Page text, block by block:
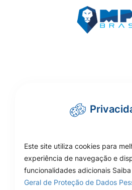
Este site utiliza cookies para
experiência de navegação e
funcionalidades adicionais
Geral de Proteção de Dados